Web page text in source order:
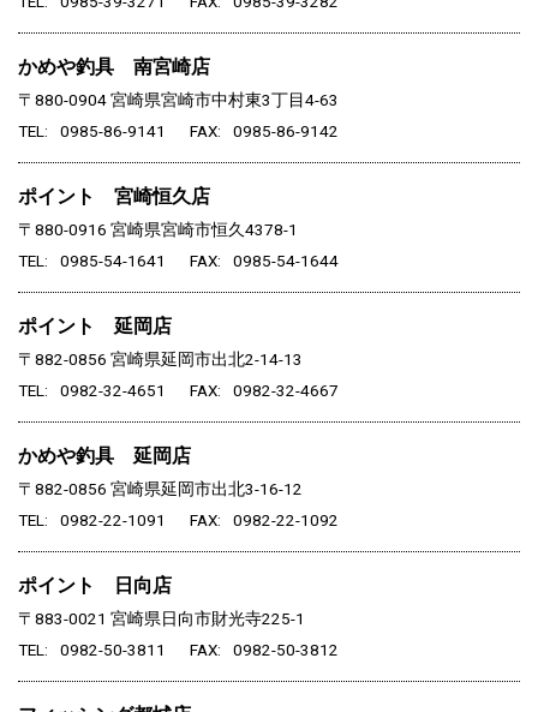
かめや釣具 南宮崎店
〒880-0904宮崎県宮崎市中村東3丁目4-63
TEL
0985-86-9141 FAX 0985-86-9142
ポイント 宮崎恒久店
〒880-0916 宮崎県宮崎市恒久4378-1
TEL
0985-54-1641 FAX 0985-54-1644
ポイント 延岡店
〒882-0856 宮崎県延岡市出北2-14-13
TEL
0982-32-4651 FAX 0982-32-4667
かめや釣具 延岡店
〒882-0856 宮崎県延岡市出北3-16-12
TEL
0982-22-1091 FAX 0982-22-1092
ポイント 日向店
〒883-0021 宮崎県日向市財光寺225-1
TEL
0982-50-3811 FAX 0982-50-3812